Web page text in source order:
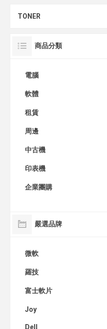
TONER
商品分類
電腦
軟體
租賃
周邊
中古機
印表機
企業團購
嚴選品牌
微軟
羅技
富士軟片
Joy
Dell